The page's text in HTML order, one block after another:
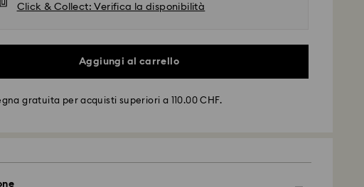
Click & Collect: Verifica la disponibilità
Aggiungi al carrello
gratuita per acquisti superiori a 110.00 CHF.